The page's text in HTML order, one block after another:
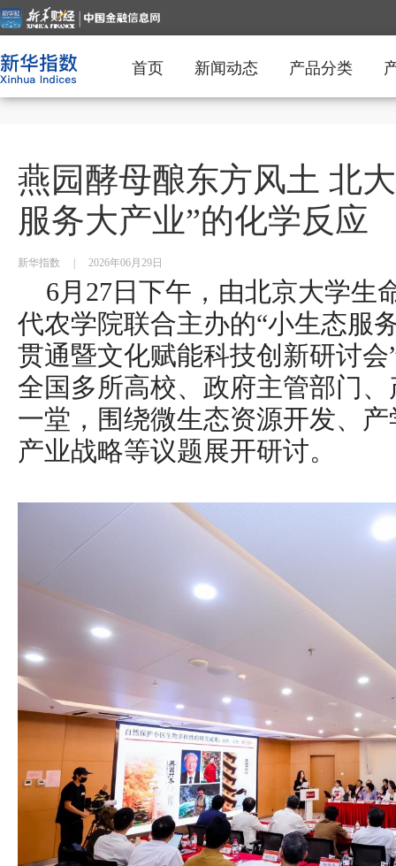
首页 新闻动态 产品分类
燕园酵母酿东方风土 北
服务大产业”的化学反应
新华指数 2026年06月29日
6月27日下午，由北京大学生
代农学院联合主办的“小生态
贯通暨文化赋能科技创新研讨
全国多所高校、政府主管部门
一堂，围绕微生态资源开发、
产业战略等议题展开研讨。